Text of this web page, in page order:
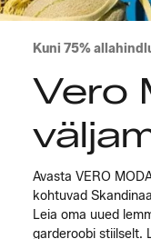
Kuni 75%
Vero
Avasta VERO
kohtuvad
Leia oma uued
garderoobi stiilselt.